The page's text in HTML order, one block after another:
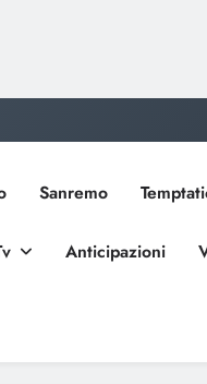
Sanremo
Anticipazioni